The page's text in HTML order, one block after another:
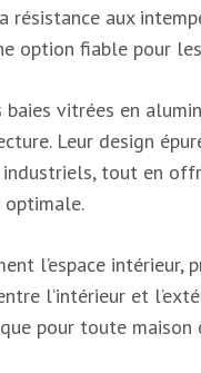
résistance aux
option fiable pour
vitrées en
Leur design
tout en
l’espace intérieur,
l’intérieur et
pour toute maison